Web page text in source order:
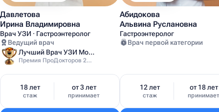
Давлетова
Ирина Владимировна
Врач УЗИ · Гастроэнтеролог
Ведущий врач
Лучший Врач УЗИ Москвы
Премия ПроДокторов 2025
18 лет
стаж
от 3 лет
принимает
Абидокова
Альвина Руслановна
Гастроэнтеролог
Врач первой категории
12 лет
стаж
от 18 лет
принимает